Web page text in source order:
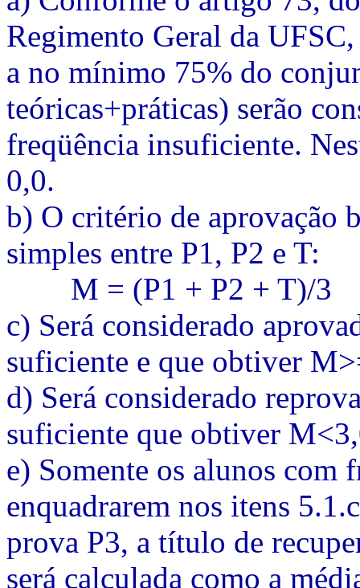
Regimento Geral da
a no mínimo 75% do
teóricas+práticas) serão
freqüência insuficiente.
0,0.
b) O critério de aprovação
simples entre P1, P2 e T:
M = (P1 + P2 + T)/3
c) Será considerado
suficiente e que obtiver
d) Será considerado
suficiente que obtiver
e) Somente os alunos com
enquadrarem nos itens
prova P3, a título de
será calculada como a